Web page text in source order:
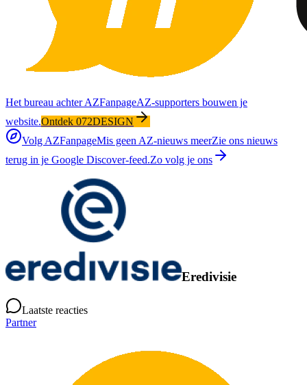
Het bureau achter AZFanpageAZ-supporters bouwen je
website.Ontdek 072DESIGN
Volg AZFanpageMis geen AZ-nieuws meerZie ons nieuws
terug in je Google Discover-feed.Zo volg je ons
Eredivisie
Laatste reacties
Partner